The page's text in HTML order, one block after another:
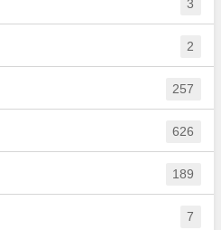
3
2
257
626
189
7